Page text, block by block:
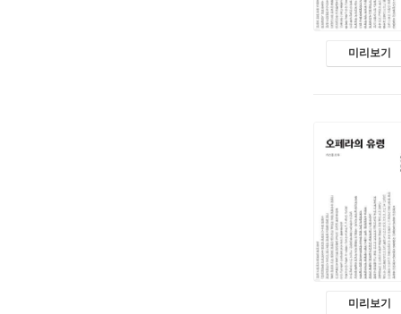
미리보기
미리보기